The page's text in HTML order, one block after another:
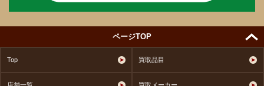
ページTOP
Top 買取品目